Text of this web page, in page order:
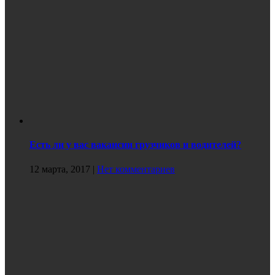
Есть ли у вас вакансии грузчиков и водителей?
12 марта, 2017 | Нет комментариев